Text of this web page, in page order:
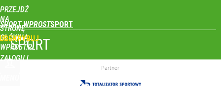
PRZEJDŹ
NA
STRONĘ
GŁÓWNĄ
WPROST.PL
SPORT WPROST
ZALOGUJ
SPORT
Partner